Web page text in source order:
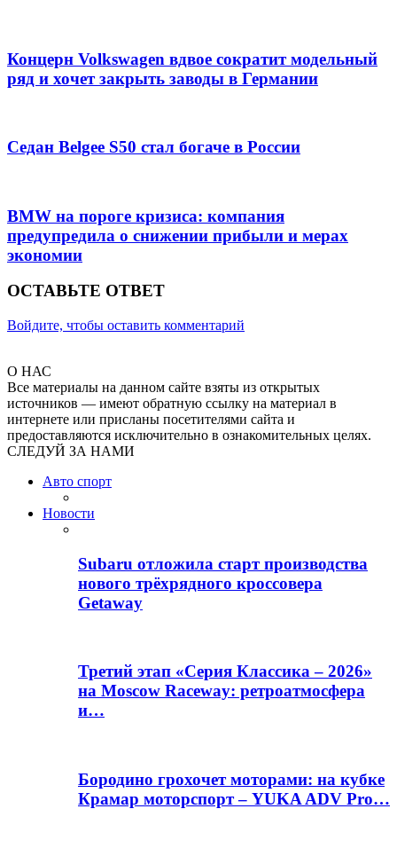
Концерн Volkswagen вдвое сократит модельный
ряд и хочет закрыть заводы в Германии
Седан Belgee S50 стал богаче в России
BMW на пороге кризиса: компания
предупредила о снижении прибыли и мерах
экономии
ОСТАВЬТЕ ОТВЕТ
Войдите, чтобы оставить комментарий
О НАС
Все материалы на данном сайте взяты из открытых
источников — имеют обратную ссылку на материал в
интернете или присланы посетителями сайта и
предоставляются исключительно в ознакомительных целях.
СЛЕДУЙ ЗА НАМИ
Авто спорт
Новости
Subaru отложила старт производства
нового трёхрядного кроссовера
Getaway
Третий этап «Серия Классика – 2026»
на Moscow Raceway: ретроатмосфера
и…
Бородино грохочет моторами: на кубке
Крамар моторспорт – YUKA ADV Pro…